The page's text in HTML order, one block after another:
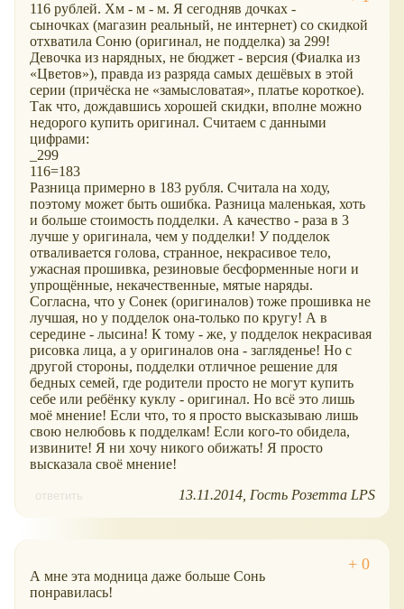
116 рублей. Хм - м - м. Я сегодняв дочках -
сыночках (магазин реальный, не интернет) со скидкой
отхватила Соню (оригинал, не подделка) за 299!
Девочка из нарядных, не бюджет - версия (Фиалка из
Цветов ), правда из разряда самых дешёвых в этой
серии (причёска не
замысловатая , платье короткое).
Так что, дождавшись хорошей скидки, вполне можно
недорого купить оригинал. Считаем с данными
цифрами:
_299
116=183
Разница примерно в 183 рубля. Считала на ходу,
поэтому может быть ошибка. Разница маленькая, хоть
и больше стоимость подделки. А качество - раза в 3
лучше у оригинала, чем у подделки! У подделок
отваливается голова, странное, некрасивое тело,
ужасная прошивка, резиновые бесформенные ноги и
упрощённые, некачественные, мятые наряды.
Согласна, что у Сонек (оригиналов) тоже прошивка не
лучшая, но у подделок она-только по кругу! А в
середине - лысина! К тому - же, у подделок некрасивая
рисовка лица, а у оригиналов она - загляденье! Но с
другой стороны, подделки отличное решение для
бедных семей, где родители просто не могут купить
себе или ребёнку куклу - оригинал. Но всё это лишь
моё мнение! Если что, то я просто высказываю лишь
свою нелюбовь к подделкам! Если кого-то обидела,
извините! Я ни хочу никого обижать! Я просто
высказала своё мнение!
ответить 13.11.2014 Гость Розетта LPS
А мне эта модница даже больше Сонь
понравилась!